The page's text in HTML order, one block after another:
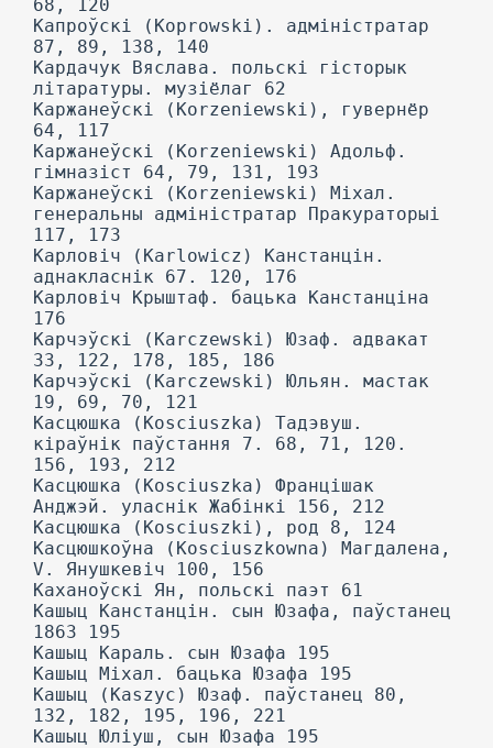
68, 120
Капроўскі (Koprowski). адміністратар
87, 89, 138, 140
Кардачук Вяслава. польскі гісторык
літаратуры. музіёлаг 62
Каржанеўскі (Korzeniewski), гувернёр
64, 117
Каржанеўскі (Korzeniewski) Адольф.
гімназіст 64, 79, 131, 193
Каржанеўскі (Korzeniewski) Міхал.
генеральны адміністратар Пракураторыі
117, 173
Карловіч (Karlowicz) Канстанцін.
аднакласнік 67. 120, 176
Карловіч Крыштаф. бацька Канстанціна
176
Карчэўскі (Karczewski) Юзаф. адвакат
33, 122, 178, 185, 186
Карчэўскі (Karczewski) Юльян. мастак
19, 69, 70, 121
Касцюшка (Kosciuszka) Тадэвуш.
кіраўнік паўстання 7. 68, 71, 120.
156, 193, 212
Касцюшка (Kosciuszka) Францішак
Анджэй. уласнік Жабінкі 156, 212
Касцюшка (Kosciuszki), род 8, 124
Касцюшкоўна (Kosciuszkowna) Магдалена,
V. Янушкевіч 100, 156
Каханоўскі Ян, польскі паэт 61
Кашыц Канстанцін. сын Юзафа, паўстанец
1863 195
Кашыц Караль. сын Юзафа 195
Кашыц Міхал. бацька Юзафа 195
Кашыц (Kaszyc) Юзаф. паўстанец 80,
132, 182, 195, 196, 221
Кашыц Юліуш, сын Юзафа 195